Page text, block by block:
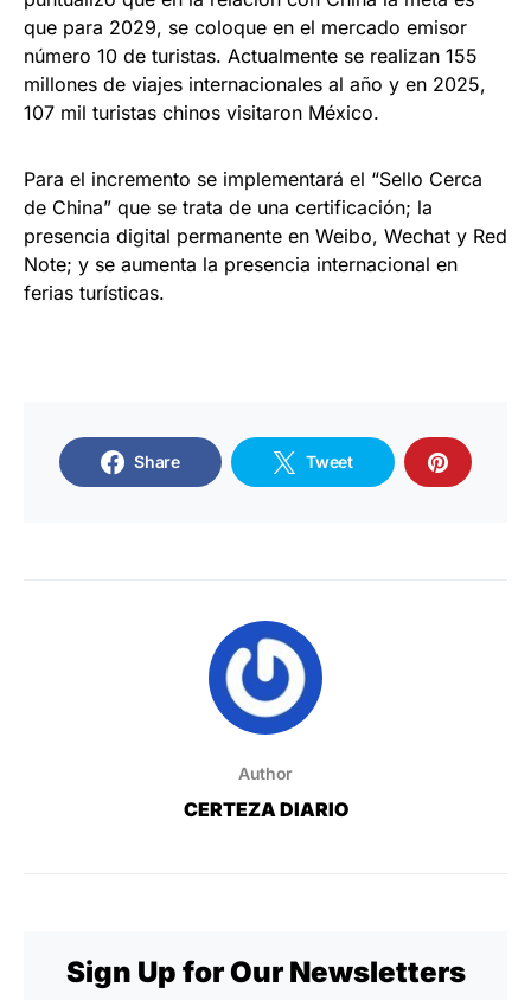
que para 2029, se coloque en el mercado emisor
número 10 de turistas. Actualmente se realizan 155
millones de viajes internacionales al año y en 2025,
107 mil turistas chinos visitaron México.
Para el incremento se implementará el “Sello Cerca
de China” que se trata de una certificación; la
presencia digital permanente en Weibo, Wechat y Red
Note; y se aumenta la presencia internacional en
ferias turísticas.
Share Tweet
Author
CERTEZA DIARIO
Sign Up for Our Newsletters